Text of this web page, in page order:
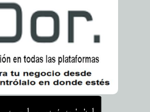
y la sociedad construyen espacios
paz social y la convivencia armónica
en equipo para dar nueva vida a
Patrón Jorge Armando León Borges
Y COBAY suman esfuerzos en pro de las
Violeta Laura Aldama
Yucatán a mujeres sobre importancia del
segunda ciudad más segura de América